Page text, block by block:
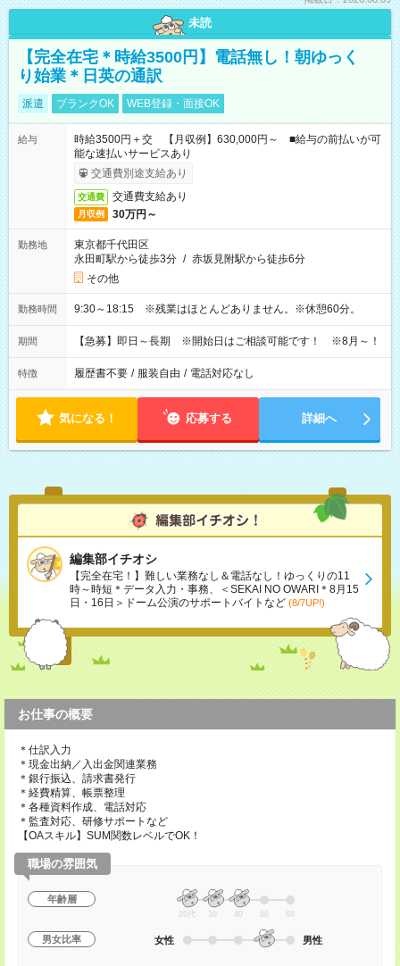
未読
【完全在宅＊時給3500円】電話無し！朝ゆっく
り始業＊日英の通訳
派遣 ブランクOK WEB登録・面接OK
給与
時給3500円＋交 【月収例】630,000円～ ■給与の前払いが可
能な速払いサービスあり
交通費別途支給あり
交通費 交通費支給あり
月収例 30万円～
勤務地
東京都千代田区
永田町駅から徒歩3分 / 赤坂見附駅から徒歩6分
その他
勤務時間 9:30～18:15 ※残業はほとんどありません。※休憩60分。
期間 【急募】即日～長期 ※開始日はご相談可能です！ ※8月～！
特徴 履歴書不要 / 服装自由 / 電話対応なし
気になる！ 応募する 詳細へ
編集部イチオシ
【完全在宅！】難しい業務なし＆電話なし！ゆっくりの11
時～時短＊データ入力・事務、＜SEKAI NO OWARI＊8月15
日・16日＞ドーム公演のサポートバイトなど (8/7UP!)
お仕事の概要
＊仕訳入力
＊現金出納／入出金関連業務
＊銀行振込、請求書発行
＊経費精算、帳票整理
＊各種資料作成、電話対応
＊監査対応、研修サポートなど
【OAスキル】SUM関数レベルでOK！
職場の雰囲気
年齢層
20代 30 40 50 60
男女比率 女性 男性